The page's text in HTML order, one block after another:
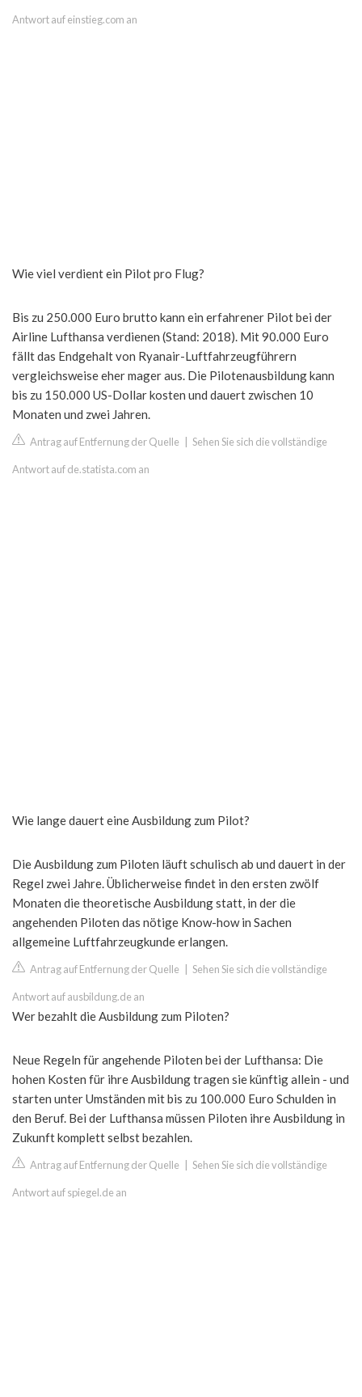
Antwort auf einstieg.com an
Wie viel verdient ein Pilot pro Flug?
Bis zu 250.000 Euro brutto kann ein erfahrener Pilot bei der
Airline Lufthansa verdienen (Stand: 2018). Mit 90.000 Euro
fällt das Endgehalt von Ryanair-Luftfahrzeugführern
vergleichsweise eher mager aus. Die Pilotenausbildung kann
bis zu 150.000 US-Dollar kosten und dauert zwischen 10
Monaten und zwei Jahren.
Antrag auf Entfernung der Quelle Sehen Sie sich die vollständige
Antwort auf de.statista.com an
Wie lange dauert eine Ausbildung zum Pilot?
Die Ausbildung zum Piloten läuft schulisch ab und dauert in der
Regel zwei Jahre. Üblicherweise findet in den ersten zwölf
Monaten die theoretische Ausbildung statt, in der die
angehenden Piloten das nötige Know-how in Sachen
allgemeine Luftfahrzeugkunde erlangen.
Antrag auf Entfernung der Quelle Sehen Sie sich die vollständige
Antwort auf ausbildung.de an
Wer bezahlt die Ausbildung zum Piloten?
Neue Regeln für angehende Piloten bei der Lufthansa: Die
hohen Kosten für ihre Ausbildung tragen sie künftig allein - und
starten unter Umständen mit bis zu 100.000 Euro Schulden in
den Beruf. Bei der Lufthansa müssen Piloten ihre Ausbildung in
Zukunft komplett selbst bezahlen.
Antrag auf Entfernung der Quelle Sehen Sie sich die vollständige
Antwort auf spiegel.de an